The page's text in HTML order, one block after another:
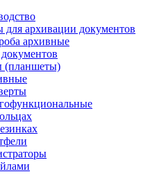
для архивации документов
архивные
(планшеты)